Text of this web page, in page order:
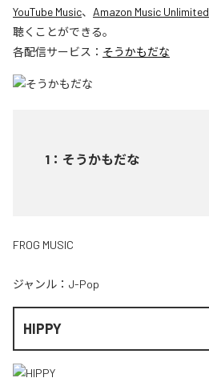
YouTube Music、 Amazon Music Unlimited
聴くことができる。
各配信サービス： そうかもだな
1 ： そうかもだな
FROG MUSIC
ジャンル： J-Pop
HIPPY